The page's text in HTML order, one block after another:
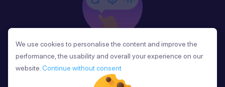
Phản Hồi
Sau mỗi bài học, người học nhận phản hồi về phát
âm và ngữ pháp ngay lập tức, giúp cải thiện kỹ năng
We use cookies to personalise the content and improve the
performance, the usability and overall your experience on our
website. Continue without consent
We use cookies to personalise the content and improve the
performance, the usability and overall your experience on our
website. Continue without consent